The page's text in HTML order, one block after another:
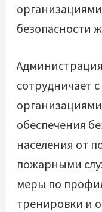
безопасности
сотрудничает
обеспечения
населения от
пожарными
меры по
тренировки и